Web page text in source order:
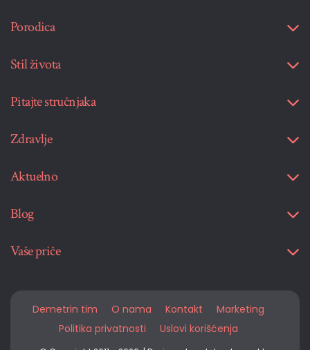
Porodica
Stil života
Pitajte stručnjaka
Zdravlje
Aktuelno
Blog
Vaše priče
Demetrin tim O nama Kontakt
Marketing
Politika privatnosti
Uslovi korišćenja